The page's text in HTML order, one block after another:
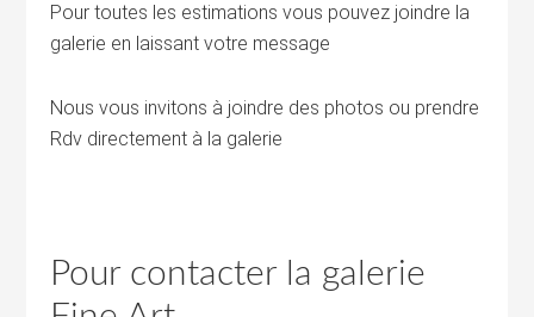
Pour toutes les estimations vous pouvez joindre la
galerie en laissant votre message
Nous vous invitons à joindre des photos ou prendre
Rdv directement à la galerie
Pour contacter la galerie